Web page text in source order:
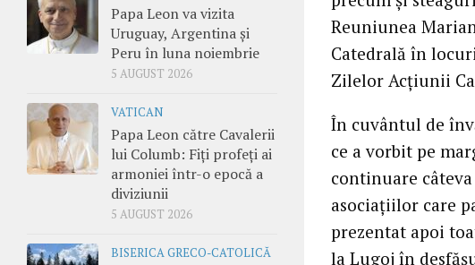
Reuniunea
Catedrală în
Zilelor Acţiunii
În cuvântul de
ce a vorbit pe
continuare
asociaţiilor care
prezentat apoi
la Lugoj în
Papa Leon va vizita
Uruguay, Argentina și
Peru în luna noiembrie
5 AUGUST 2026
VATICAN
Papa Leon către Cavalerii
lui Columb: Fiți profeți ai
armoniei într-o epocă a
diviziunii
5 AUGUST 2026
BISERICA GRECO-CATOLICĂ